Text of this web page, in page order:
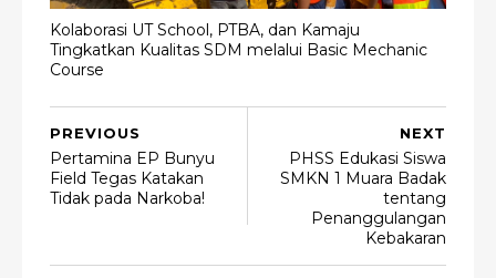
Kolaborasi UT School, PTBA, dan Kamaju
Tingkatkan Kualitas SDM melalui Basic Mechanic
Course
NEXT
PHSS Edukasi Siswa
SMKN 1 Muara Badak
tentang
Penanggulangan
Kebakaran
PREVIOUS
Pertamina EP Bunyu
Field Tegas Katakan
Tidak pada Narkoba!